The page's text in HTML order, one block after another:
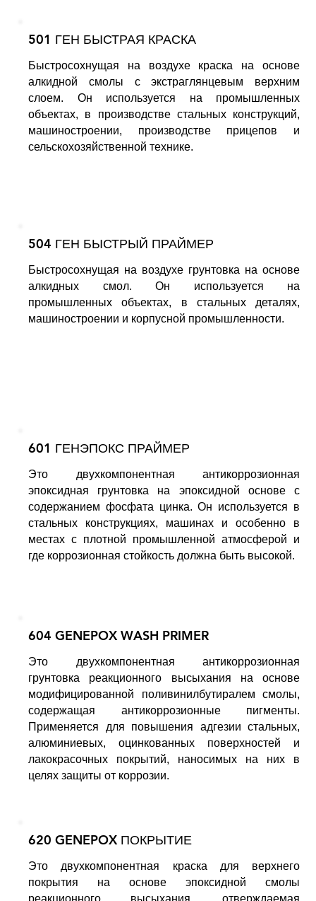
501 ГЕН БЫСТРАЯ КРАСКА
Быстросохнущая на воздухе краска на основе
алкидной смолы с экстраглянцевым верхним
слоем. Он используется на промышленных
объектах, в производстве стальных конструкций,
машиностроении, производстве прицепов и
сельскохозяйственной технике.
504 ГЕН БЫСТРЫЙ ПРАЙМЕР
Быстросохнущая на воздухе грунтовка на основе
алкидных смол. Он используется на
промышленных объектах, в стальных деталях,
машиностроении и корпусной промышленности.
601 ГЕНЭПОКС ПРАЙМЕР
Это двухкомпонентная антикоррозионная
эпоксидная грунтовка на эпоксидной основе с
содержанием фосфата цинка. Он используется в
стальных конструкциях, машинах и особенно в
местах с плотной промышленной атмосферой и
где коррозионная стойкость должна быть высокой.
604 GENEPOX WASH PRIMER
Это двухкомпонентная антикоррозионная
грунтовка реакционного высыхания на основе
модифицированной поливинилбутиралем смолы,
содержащая антикоррозионные пигменты.
Применяется для повышения адгезии стальных,
алюминиевых, оцинкованных поверхностей и
лакокрасочных покрытий, наносимых на них в
целях защиты от коррозии.
620 GENEPOX ПОКРЫТИЕ
Это двухкомпонентная краска для верхнего
покрытия на основе эпоксидной смолы
реакционного высыхания, отверждаемая